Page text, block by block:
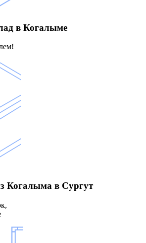
в Когалыме
Когалыма в Сургут